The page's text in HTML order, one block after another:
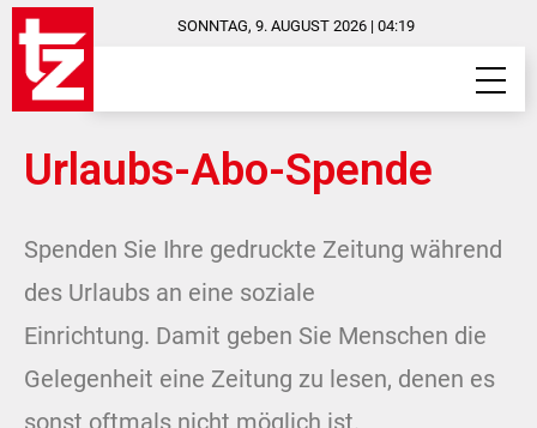
SONNTAG, 9. AUGUST 2026 | 04:19
Urlaubs-Abo-Spende
Spenden Sie Ihre gedruckte Zeitung während
des Urlaubs an eine soziale
Einrichtung. Damit geben Sie Menschen die
Gelegenheit eine Zeitung zu lesen, denen es
sonst oftmals nicht möglich ist.